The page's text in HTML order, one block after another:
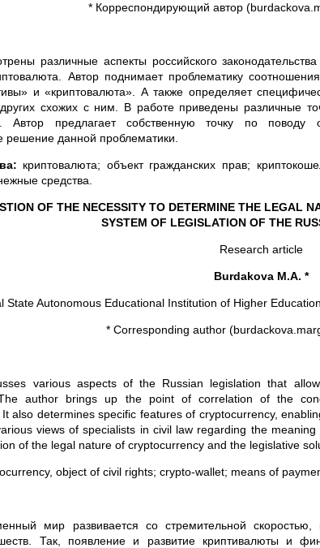
* Корреспондирующий автор
различные аспекты российского
Автор поднимает проблематику
и «криптовалюта». А также определяет
схожих с ним. В работе приведены различные
Автор предлагает собственную точку по
решение данной проблематики.
криптовалюта; объект гражданских прав;
средства.
OF THE NECESSITY TO DETERMINE THE LEGAL
SYSTEM OF LEGISLATION OF THE
Research article
Burdakova M.A. *
State Autonomous Educational Institution of Higher
* Corresponding author
various aspects of the Russian legislation that
author brings up the point of correlation of the
It also determines specific features of cryptocurrency,
views of specialists in civil law regarding the
of the legal nature of cryptocurrency and the legislative
object of civil rights; crypto-wallet; means of
мир развивается со стремительной скоростью,
Так, появление и развитие криптивалюты и